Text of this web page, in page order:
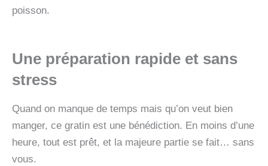
poisson.
Une préparation rapide et sans
stress
Quand on manque de temps mais qu’on veut bien
manger, ce gratin est une bénédiction. En moins d’une
heure, tout est prêt, et la majeure partie se fait… sans
vous.